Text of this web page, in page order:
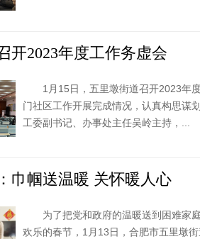
开2023年度工作务虚会
1月15日，五里墩街道召开2023年
门社区工作开展完成情况，认真构思谋
工委副书记、办事处主任吴岭主持，...
巾帼送温暖 关怀暖人心
为了把党和政府的温暖送到困难家
欢乐的春节，1月13日，合肥市五里墩